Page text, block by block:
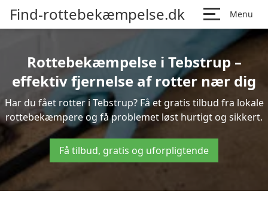
Find-rottebekæmpelse.dk Menu
Rottebekæmpelse i Tebstrup –
effektiv fjernelse af rotter nær dig
Har du fået rotter i Tebstrup? Få et gratis tilbud fra lokale
rottebekæmpere og få problemet løst hurtigt og sikkert.
Få tilbud, gratis og uforpligtende